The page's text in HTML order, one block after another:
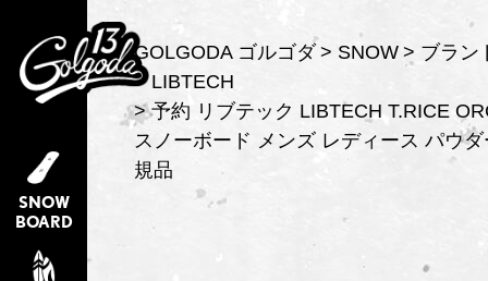
SNOW
BOARD
GOLGODA ゴルゴダ SNOW
ブラン
LIBTECH
予約 リブテック LIBTECH T.RICE
スノーボード メンズ レディース パウ
規品